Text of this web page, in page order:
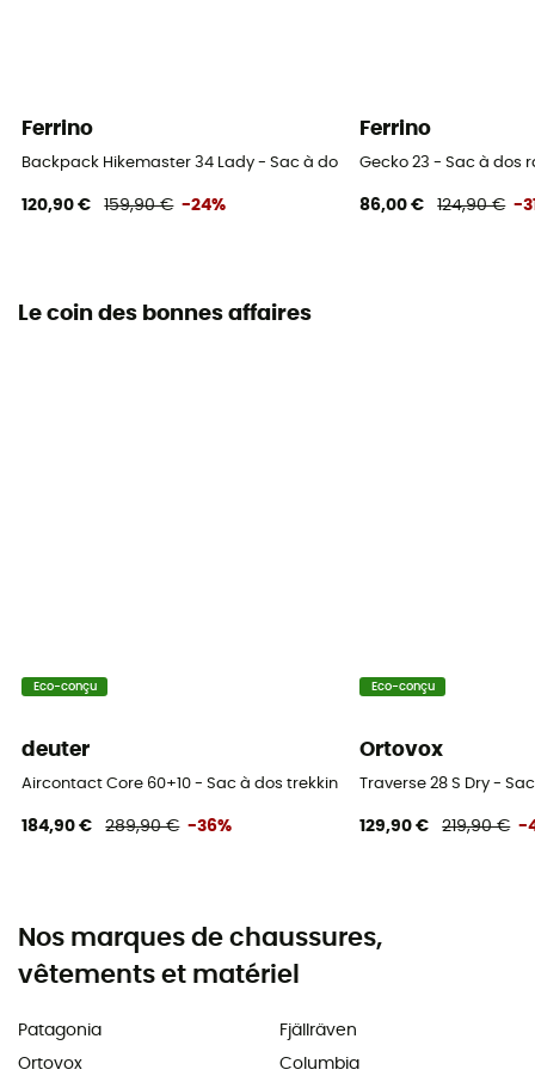
Ferrino
Backpack Hikemaster 34 Lady - Sac à dos randonnée femme
120,90 € 159,90 € -24%
Ferrino
Gecko 23 - Sac à dos
86,00 € 124,90 € -
Le coin des bonnes affaires
Eco-conçu
deuter
Aircontact Core 60+10 - Sac à dos trekking homme
184,90 € 289,90 € -36%
Eco-conçu
Ortovox
Traverse 28 S Dry -
129,90 € 219,90 € -
Nos marques de chaussures,
vêtements et matériel
Patagonia
Ortovox
Fjällräven
Columbia